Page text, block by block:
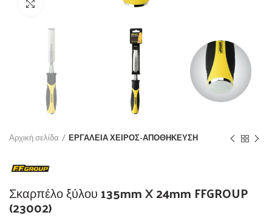
Αρχική σελίδα ΕΡΓΑΛΕΙΑ ΧΕΙΡΟΣ-ΑΠΟΘΗΚΕΥΣΗ
Σκαρπέλο ξύλου 135mm X 24mm FFGROUP
(23002)